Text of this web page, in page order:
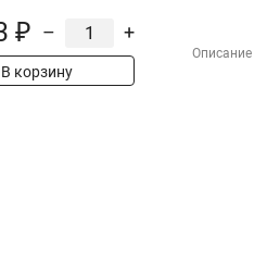
имеет
товар
₽ – +
В корзину
Описание